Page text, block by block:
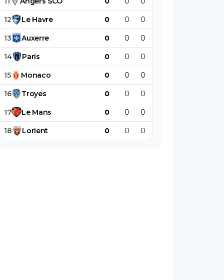
12 Le Havre 0 0 0
13 Auxerre 0 0 0
14 Paris 0 0 0
15 Monaco 0 0 0
16 Troyes 0 0 0
17 Le Mans 0 0 0
18 Lorient 0 0 0